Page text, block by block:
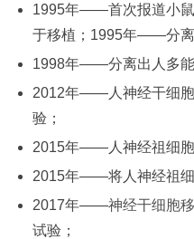
1995年——首次报道小鼠
于移植；1995年——分离
1998年——分离出人多能
2012年——人神经干细胞
验；
2015年——人神经祖细胞
2015年——将人神经祖细
2017年——神经干细胞
试验；